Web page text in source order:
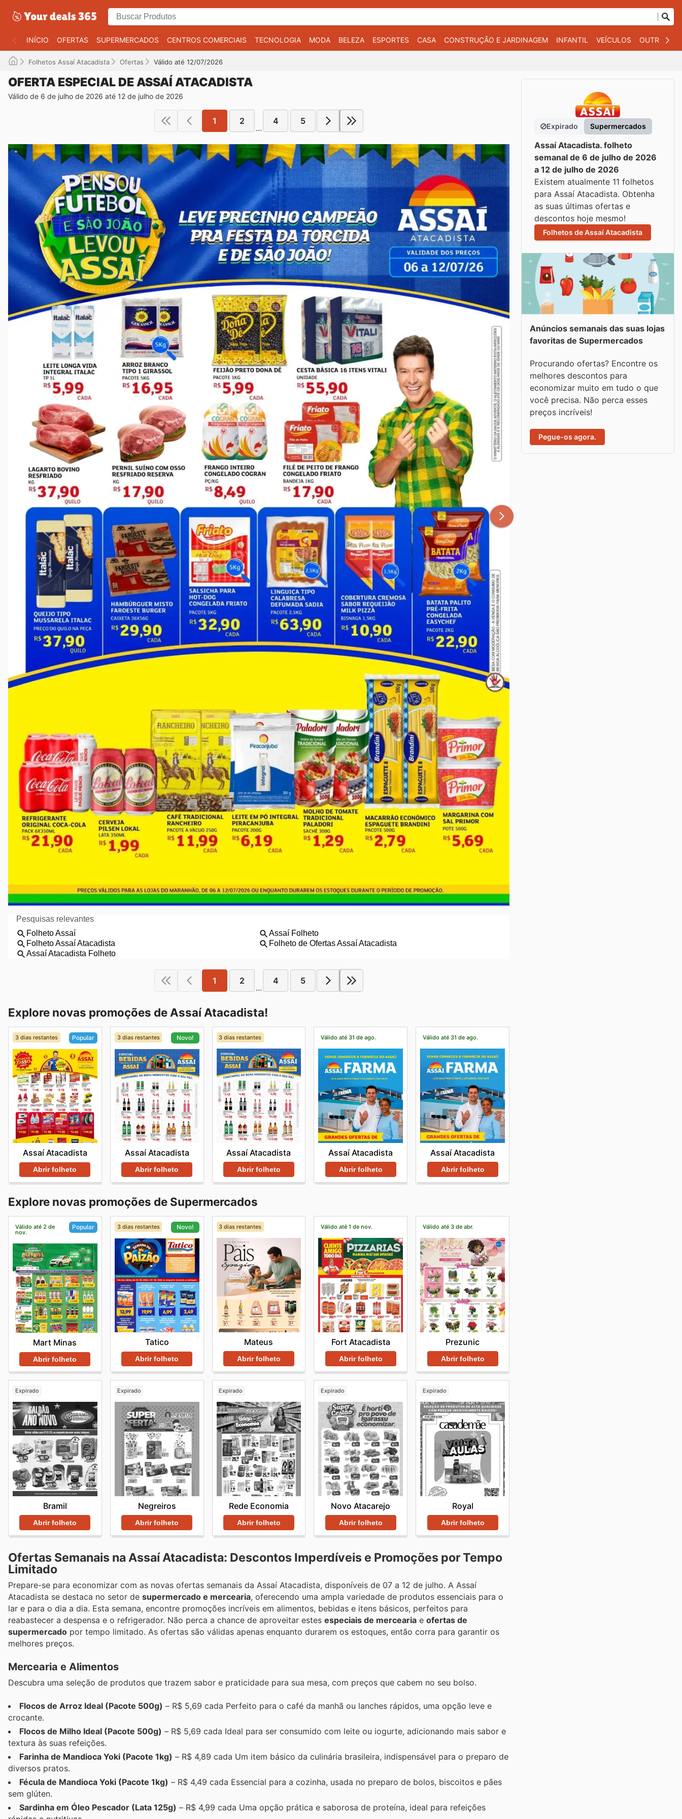
INÍCIO OFERTAS SUPERMERCADOS CENTROS COMERCIAIS TECNOLOGIA MODA BELEZA ESPORTES CASA CONSTRUÇÃO E JARDINAGEM INFANTIL VEÍCULOS OUTROS
Folhetos Assaí Atacadista Ofertas Válido até 12/07/2026
OFERTA ESPECIAL DE ASSAÍ ATACADISTA
Válido de 6 de julho de 2026 até 12 de julho de 2026
1 2
...
4 5
1 2
...
4 5
Explore novas promoções de Assaí Atacadista!
3 dias restantes Popular
Assaí Atacadista
Abrir folheto
3 dias restantes Novo!
Assaí Atacadista
Abrir folheto
3 dias restantes
Assaí Atacadista
Abrir folheto
Válido até 31 de ago.
Assaí Atacadista
Abrir folheto
Válido até 31 de ago.
Assaí Atacadista
Abrir folheto
Explore novas promoções de Supermercados
Válido até 2 de
nov.
Popular
Mart Minas
Abrir folheto
3 dias restantes Novo!
Tatico
Abrir folheto
3 dias restantes
Mateus
Abrir folheto
Válido até 1 de nov.
Fort Atacadista
Abrir folheto
Válido até 3 de abr.
Prezunic
Abrir folheto
Expirado
Bramil
Abrir folheto
Expirado
Negreiros
Abrir folheto
Expirado
Rede Economia
Abrir folheto
Expirado
Novo Atacarejo
Abrir folheto
Expirado
Royal
Abrir folheto
Ofertas Semanais na Assaí Atacadista: Descontos Imperdíveis e Promoções por Tempo
Limitado
Prepare-se para economizar com as novas ofertas semanais da Assaí Atacadista, disponíveis de 07 a 12 de julho. A Assaí
Atacadista se destaca no setor de supermercado e mercearia, oferecendo uma ampla variedade de produtos essenciais para o
lar e para o dia a dia. Esta semana, encontre promoções incríveis em alimentos, bebidas e itens básicos, perfeitos para
reabastecer a despensa e o refrigerador. Não perca a chance de aproveitar estes especiais de mercearia e ofertas de
supermercado por tempo limitado. As ofertas são válidas apenas enquanto durarem os estoques, então corra para garantir os
melhores preços.
Mercearia e Alimentos
Descubra uma seleção de produtos que trazem sabor e praticidade para sua mesa, com preços que cabem no seu bolso.
Flocos de Arroz Ideal (Pacote 500g) – R$ 5,69 cada Perfeito para o café da manhã ou lanches rápidos, uma opção leve e
crocante.
Flocos de Milho Ideal (Pacote 500g) – R$ 5,69 cada Ideal para ser consumido com leite ou iogurte, adicionando mais sabor e
textura às suas refeições.
Farinha de Mandioca Yoki (Pacote 1kg) – R$ 4,89 cada Um item básico da culinária brasileira, indispensável para o preparo de
diversos pratos.
Fécula de Mandioca Yoki (Pacote 1kg) – R$ 4,49 cada Essencial para a cozinha, usada no preparo de bolos, biscoitos e pães
sem glúten.
Sardinha em Óleo Pescador (Lata 125g) – R$ 4,99 cada Uma opção prática e saborosa de proteína, ideal para refeições
Expirado Supermercados
Assaí Atacadista. folheto
semanal de 6 de julho de 2026
a 12 de julho de 2026
Existem atualmente 11 folhetos
para Assaí Atacadista. Obtenha
as suas últimas ofertas e
descontos hoje mesmo!
Folhetos de Assaí Atacadista
Anúncios semanais das suas lojas
favoritas de Supermercados
Procurando ofertas? Encontre os
melhores descontos para
economizar muito em tudo o que
você precisa. Não perca esses
preços incríveis!
Pegue-os agora.